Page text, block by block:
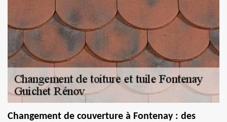
Changement de couverture à Fontenay : des